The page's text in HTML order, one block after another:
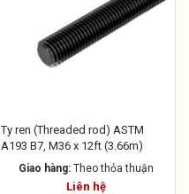
Ty ren (Threaded rod) ASTM
A193 B7, M36 x 12ft (3.66m)
Giao hàng: Theo thỏa thuận
Liên hệ